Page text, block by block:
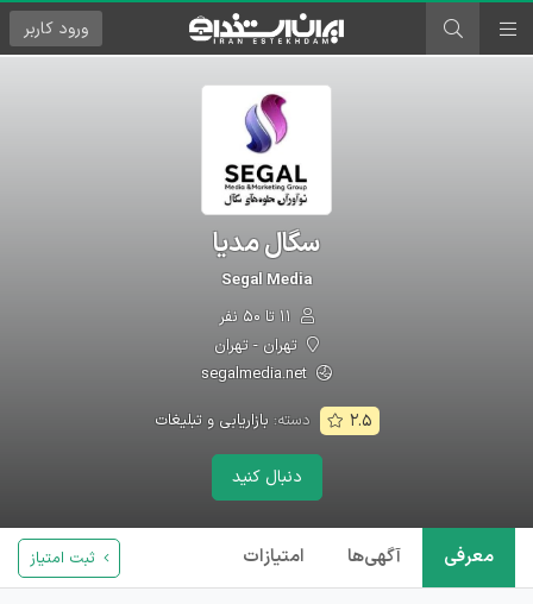
ورود کاربر
سگال مدیا
Segal Media
تهران - تهران
۲.۵ دسته:بازاریابی و تبلیغات
دنبال کنید
معرفی آگهی‌ها امتیازات ثبت امتیاز